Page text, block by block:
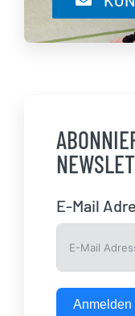
E-Mail
Anmelden